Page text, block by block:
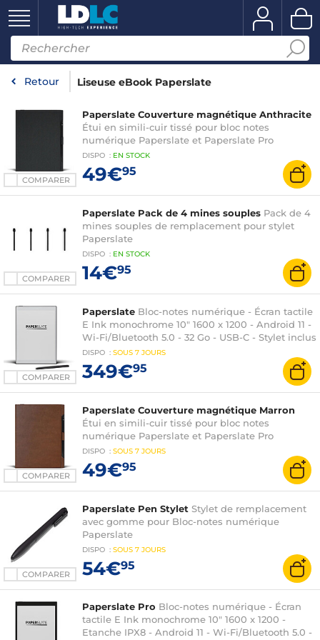
Retour Liseuse eBook Paperslate
COMPARER
Paperslate Couverture magnétique Anthracite
Étui en simili-cuir tissé pour bloc notes
numérique Paperslate et Paperslate Pro
DISPO : EN STOCK
49€95
COMPARER
Paperslate Pack de 4 mines souples Pack de 4
mines souples de remplacement pour stylet
Paperslate
DISPO : EN STOCK
14€95
COMPARER
Paperslate Bloc-notes numérique - Écran tactile
E Ink monochrome 10" 1600 x 1200 - Android 11 -
Wi-Fi/Bluetooth 5.0 - 32 Go - USB-C - Stylet inclus
DISPO : SOUS 7 JOURS
349€95
COMPARER
Paperslate Couverture magnétique Marron
Étui en simili-cuir tissé pour bloc notes
numérique Paperslate et Paperslate Pro
DISPO : SOUS 7 JOURS
49€95
COMPARER
Paperslate Pen Stylet Stylet de remplacement
avec gomme pour Bloc-notes numérique
Paperslate
DISPO : SOUS 7 JOURS
54€95
Paperslate Pro Bloc-notes numérique - Écran
tactile E Ink monochrome 10" 1600 x 1200 -
Etanche IPX8 - Android 11 - Wi-Fi/Bluetooth 5.0 -